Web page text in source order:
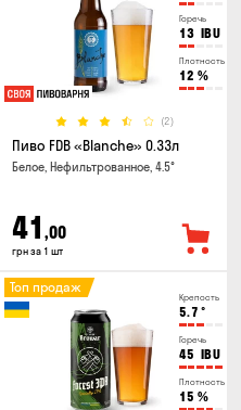
Горечь
13 IBU
Плотность
12 %
(2)
Пиво FDB «Blanche» 0.33л
Белое, Нефильтрованное, 4.5°
41 ,00
грн за 1 шт
Крепость
5.7 °
Горечь
45 IBU
Плотность
15 %
Топ продаж